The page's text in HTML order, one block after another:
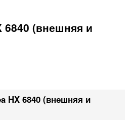
6840 (внешняя и
HX 6840 (внешняя и